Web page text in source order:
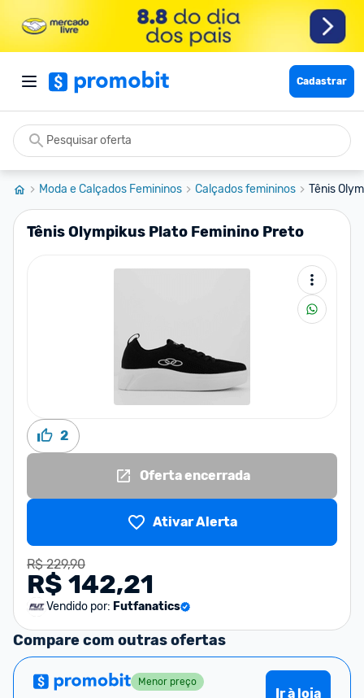
Cadastrar
Moda e Calçados Femininos Calçados femininos Tênis
Tênis Olympikus Plato Feminino Preto
2
Oferta encerrada
Ativar Alerta
R$ 229,90
R$ 142,21
Vendido por: Futfanatics
Compare com outras ofertas
Menor preço
Ir à loja